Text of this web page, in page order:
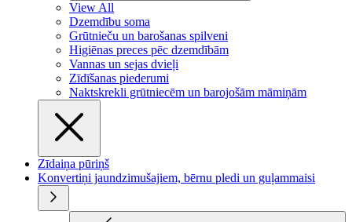
View All
Dzemdību soma
Grūtnieču un barošanas spilveni
Higiēnas preces pēc dzemdībām
Vannas un sejas dvieļi
Zīdīšanas piederumi
Naktskrekli grūtniecēm un barojošām māmiņām
Zīdaiņa pūriņš
Konvertiņi jaundzimušajiem, bērnu pledi un guļammaisi